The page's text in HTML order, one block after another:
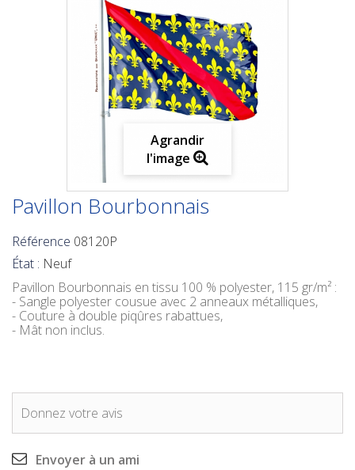
Agrandir
l'image
Pavillon Bourbonnais
Référence 08120P
État : Neuf
Pavillon Bourbonnais en tissu 100 % polyester, 115 gr/m² :
- Sangle polyester cousue avec 2 anneaux métalliques,
- Couture à double piqûres rabattues,
- Mât non inclus.
Donnez votre avis
Envoyer à un ami